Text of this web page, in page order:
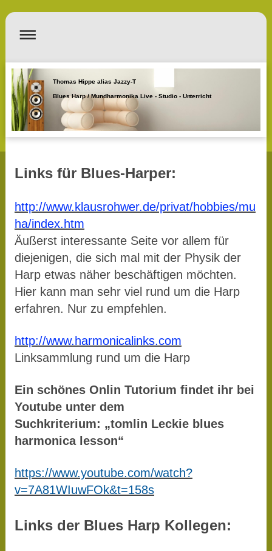
Thomas Hippe alias Jazzy-T
Blues Harp / Mundharmonika Live - Studio - Unterricht
Links für Blues-Harper:
http://www.klausrohwer.de/privat/hobbies/mu
ha/index.htm
Äußerst interessante Seite vor allem für
diejenigen, die sich mal mit der Physik der
Harp etwas näher beschäftigen möchten.
Hier kann man sehr viel rund um die Harp
erfahren. Nur zu empfehlen.
http://www.harmonicalinks.com
Linksammlung rund um die Harp
Ein schönes Onlin Tutorium findet ihr bei
Youtube unter dem
Suchkriterium: „tomlin Leckie blues
harmonica lesson“
https://www.youtube.com/watch?
v=7A81WIuwFOk&t=158s
Links der Blues Harp Kollegen: